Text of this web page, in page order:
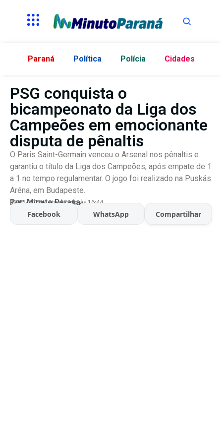
Paraná Política Polícia Cidades
PSG conquista o
bicampeonato da Liga dos
Campeões em emocionante
disputa de pênaltis
O Paris Saint-Germain venceu o Arsenal nos pênaltis e
garantiu o título da Liga dos Campeões, após empate de 1
a 1 no tempo regulamentar. O jogo foi realizado na Puskás
Aréna, em Budapeste.
Por:Minuto Parana
30/05/2026 Atualizado às 16:44
Facebook WhatsApp Compartilhar